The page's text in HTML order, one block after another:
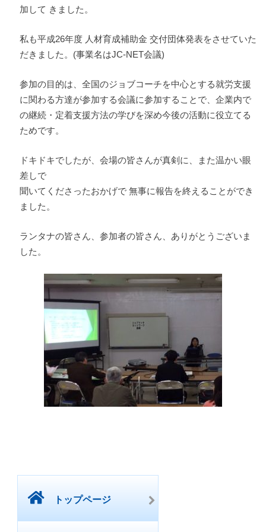
加して きました。
私も平成26年度 人材育成補助金 交付団体発表をさせていた
だきました。(事業名はJC-NET会議)
参加の目的は、全国のジョブコーチを中心とする就労支援
に関わる方達が参加する会議に参加することで、企業内で
の継続・定着支援方法の学びを深め今後の活動に役立てる
ためです。
ドキドキでしたが、会場の皆さんが真剣に、また温かい眼
差しで
聞いてくださったおかげで 無事に報告を終えることができ
ました。
ランタナの皆さん、参加者の皆さん、ありがとうございま
した。
トップページ